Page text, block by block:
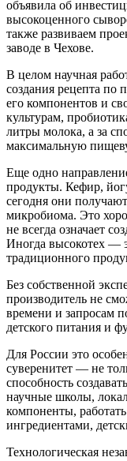
объявила об
высокоценного
также развиваем
заводе в Чехове.
В целом научная
создания рецепта по
его компонентов и
культурам,
литры молока, а за
максимальную
Еще одно
продукты. Кефир,
сегодня они
микробиома. Это
не всегда означает
Иногда высокотех —
традиционного
Без собственной
производитель не
времени и запросам
детского питания и
Для России это
суверенитет — не
способность
научные школы,
компоненты,
ингредиентами,
Технологическая